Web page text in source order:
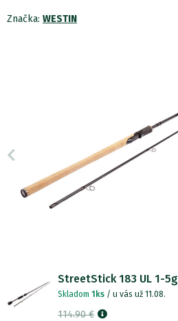
Značka: WESTIN
StreetStick 183 UL 1-5g
Skladom 1ks / u vás už 11.08.
114.90 €